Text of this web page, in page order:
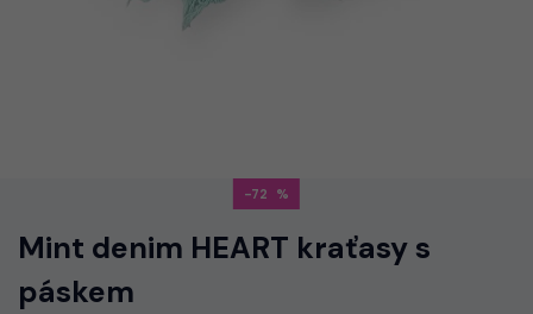
-72
Mint denim HEART kraťasy s
páskem